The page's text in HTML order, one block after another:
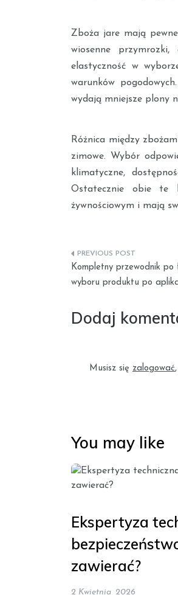
Zboża jare mają
wiosenne
elastyczność w
warunków
wydają mniejsze plony
Różnica między
zimowe. Wybór
klimatyczne,
Ostatecznie obie te
żywnościowym i mają
Nawigacja
wpisu
Kompletny przewodnik
wyboru produktu po
Dodaj
Musisz się zalogować
You may like
Ekspertyza
zawierać?
2 Kwietnia, 2026